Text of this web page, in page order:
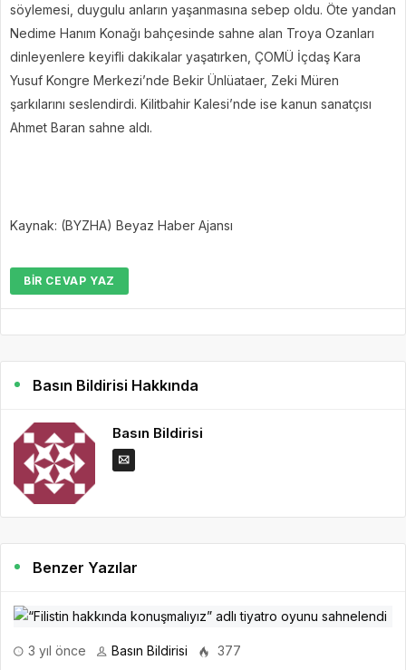
söylemesi, duygulu anların yaşanmasına sebep oldu. Öte yandan
Nedime Hanım Konağı bahçesinde sahne alan Troya Ozanları
dinleyenlere keyifli dakikalar yaşatırken, ÇOMÜ İçdaş Kara
Yusuf Kongre Merkezi’nde Bekir Ünlüataer, Zeki Müren
şarkılarını seslendirdi. Kilitbahir Kalesi’nde ise kanun sanatçısı
Ahmet Baran sahne aldı.
Kaynak: (BYZHA) Beyaz Haber Ajansı
BIR CEVAP YAZ
Basın Bildirisi Hakkında
Basın Bildirisi
Benzer Yazılar
3 yıl önce Basın Bildirisi 377